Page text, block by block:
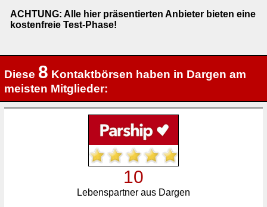
ACHTUNG: Alle hier präsentierten Anbieter bieten eine
kostenfreie Test-Phase!
Diese 8 Kontaktbörsen haben in Dargen am
meisten Mitglieder:
10
Lebenspartner aus Dargen